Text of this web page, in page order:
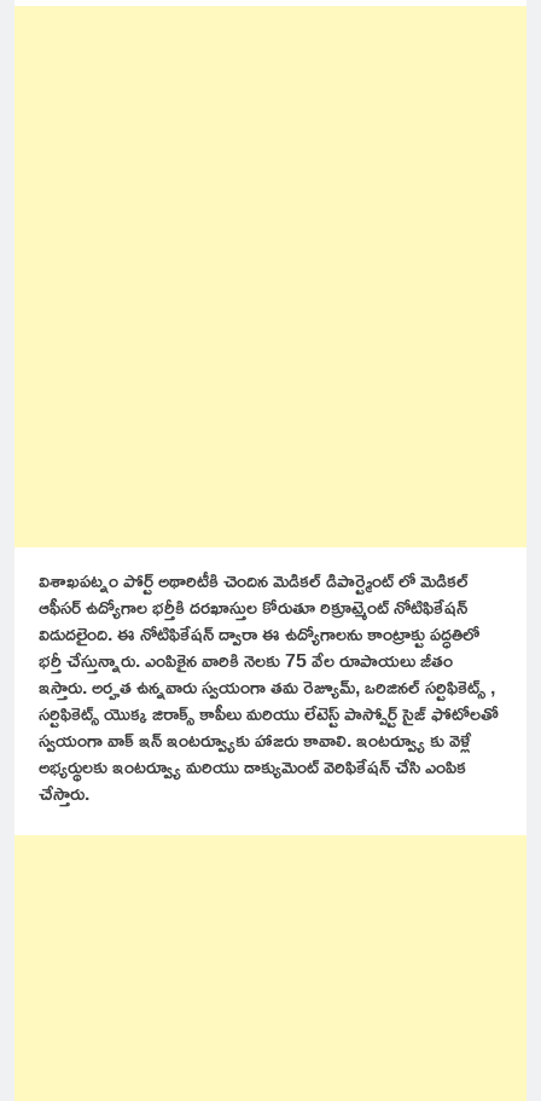
విశాఖపట్నం పోర్ట్ అథారిటీకి చెందిన మెడికల్ డిపార్ట్మెంట్ లో మెడికల్
ఆఫీసర్ ఉద్యోగాల భర్తీకి దరఖాస్తుల కోరుతూ రిక్రూట్మెంట్ నోటిఫికేషన్
విడుదలైంది. ఈ నోటిఫికేషన్ ద్వారా ఈ ఉద్యోగాలను కాంట్రాక్టు పద్ధతిలో
భర్తీ చేస్తున్నారు. ఎంపికైన వారికి నెలకు 75 వేల రూపాయలు జీతం
ఇస్తారు. అర్హత ఉన్నవారు స్వయంగా తమ రెజ్యూమ్, ఒరిజినల్ సర్టిఫికెట్స్ ,
సర్టిఫికెట్స్ యొక్క జిరాక్స్ కాపీలు మరియు లేటెస్ట్ పాస్పోర్ట్ సైజ్ ఫోటోలతో
స్వయంగా వాక్ ఇన్ ఇంటర్వ్యూకు హాజరు కావాలి. ఇంటర్వ్యూ కు వెళ్లే
అభ్యర్థులకు ఇంటర్వ్యూ మరియు డాక్యుమెంట్ వెరిఫికేషన్ చేసి ఎంపిక
చేస్తారు.